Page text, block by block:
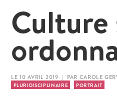
Culture
LE 10 AVRIL 2019 | PAR CAROLE
PLURIDISCIPLINAIRE PORTRAIT